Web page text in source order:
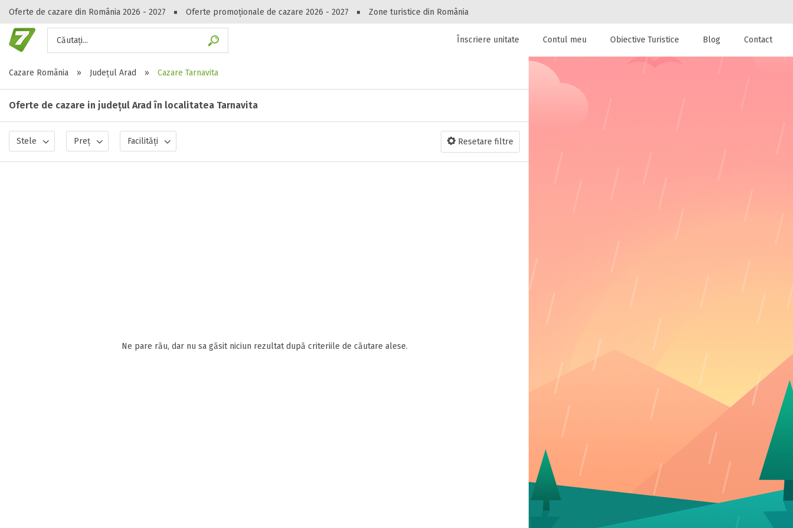
Oferte de cazare din România 2026 - 2027 Oferte promoționale de cazare 2026 - 2027 Zone turistice din România
Căutați...
Peste 10549 oferte de cazare!
Gasești hoteluri, pensiuni, vile, apartamente sau alte unitați de cazare la
Înscriere unitate Contul meu Obiective Turistice Blog Contact
Cazare România
» Județul Arad » Cazare Tarnavita
Oferte de cazare in județul Arad în localitatea Tarnavita
Stele Preț Facilități Resetare filtre
Ne pare rău, dar nu sa găsit niciun rezultat după criteriile de căutare alese.